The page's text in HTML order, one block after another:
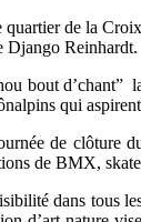
de la
Django Reinhardt.
bout d’chant”
qui
de
de BMX,
dans tous